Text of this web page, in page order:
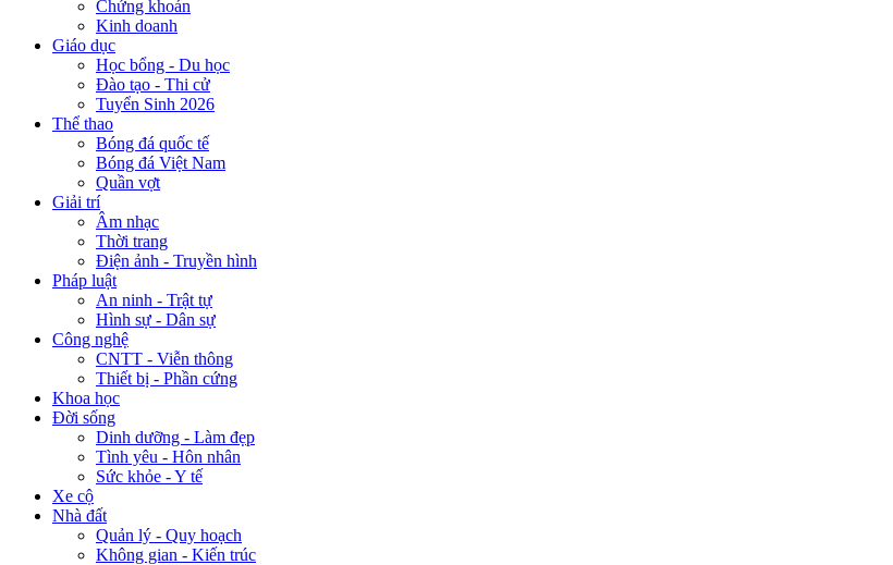
Chứng khoán
Kinh doanh
Giáo dục
Học bổng - Du học
Đào tạo - Thi cử
Tuyển Sinh 2026
Thể thao
Bóng đá quốc tế
Bóng đá Việt Nam
Quần vợt
Giải trí
Âm nhạc
Thời trang
Điện ảnh - Truyền hình
Pháp luật
An ninh - Trật tự
Hình sự - Dân sự
Công nghệ
CNTT - Viễn thông
Thiết bị - Phần cứng
Khoa học
Đời sống
Dinh dưỡng - Làm đẹp
Tình yêu - Hôn nhân
Sức khỏe - Y tế
Xe cộ
Nhà đất
Quản lý - Quy hoạch
Không gian - Kiến trúc